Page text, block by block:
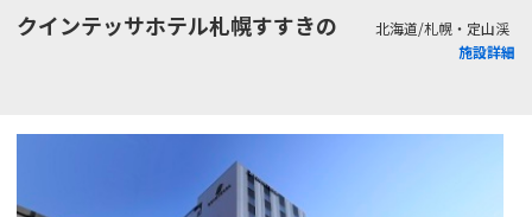
クインテッサホテル札幌すすきの
北海道/札幌・定山渓
施設詳細